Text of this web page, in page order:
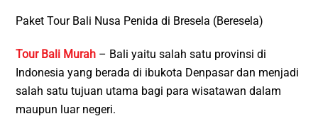
Paket Tour Bali Nusa Penida di Bresela (Beresela)
Tour Bali Murah – Bali yaitu salah satu provinsi di
Indonesia yang berada di ibukota Denpasar dan menjadi
salah satu tujuan utama bagi para wisatawan dalam
maupun luar negeri.